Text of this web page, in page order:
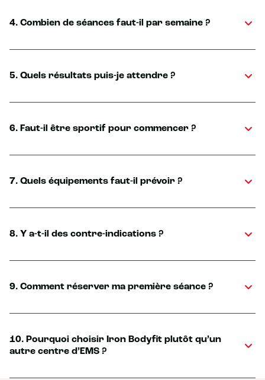
4. Combien de séances faut-il par semaine ?
5. Quels résultats puis-je attendre ?
6. Faut-il être sportif pour commencer ?
7. Quels équipements faut-il prévoir ?
8. Y a-t-il des contre-indications ?
9. Comment réserver ma première séance ?
10. Pourquoi choisir Iron Bodyfit plutôt qu’un
autre centre d’EMS ?